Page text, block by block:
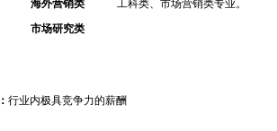
工科类、市场营销类专业。
海外营销类
市场研究类
行业内极具竞争力的薪酬